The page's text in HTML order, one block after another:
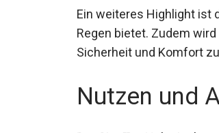
Ein weiteres Highlight ist
Regen bietet. Zudem
Sicherheit und Komfort
Nutzen und